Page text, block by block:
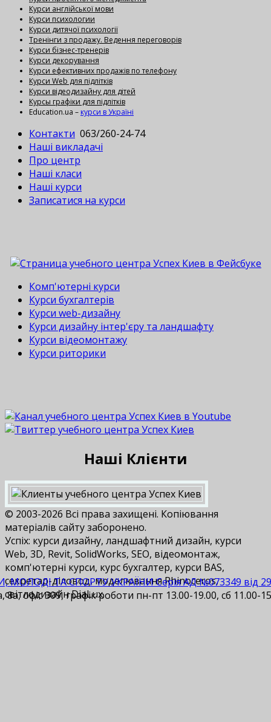
МОЛОДІ ТА СПОРТУ УКРАЇНИ Серія АД №073349 від
8а, офіс 309, графік роботи пн-пт 13.00-19.00, сб 11.00-
Курси англійської мови
Курси психологии
Курси дитячої психології
Тренінги з продажу. Ведення переговорів
Курси бізнес-тренерів
Курси декорування
Курси ефективних продажів по телефону
Курси Web для підлітків
Курси відеодизайну для дітей
Курсы графіки для підлітків
Education.ua – курси в Україні
Контакти 063/260-24-74
Наші викладачі
Про центр
Наші класи
Наші курси
Записатися на курси
Комп'ютерні курси
Курси бухгалтерів
Курси web-дизайну
Курси дизайну інтер'єру та ландшафту
Курси відеомонтажу
Курси риторики
Наші Клієнти
© 2003-2026 Всі права захищені. Копіювання
матеріалів сайту заборонено.
Успіх: курси дизайну, ландшафтний дизайн, курси
Web, 3D, Revit, SolidWorks, SEO, відеомонтаж,
комп'ютерні курси, курс бухгалтер, курси BAS,
cекретар-діловод, моделювання Rhinoceros,
світлодизайн DiaLux.